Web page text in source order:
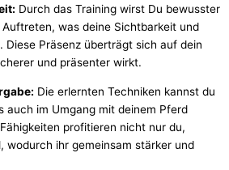
Durch das Training wirst Du bewusster
was deine Sichtbarkeit und
Diese Präsenz überträgt sich auf dein
und präsenter wirkt.
Die erlernten Techniken kannst du
auch im Umgang mit deinem Pferd
profitieren nicht nur du,
wodurch ihr gemeinsam stärker und